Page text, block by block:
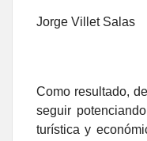
Jorge Villet Salas
Como resultado,
seguir
turística y